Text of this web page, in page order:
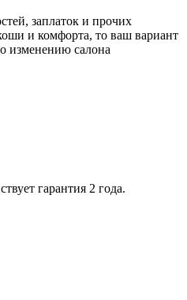
заплаток и прочих
и комфорта, то ваш вариант
изменению салона
гарантия 2 года.